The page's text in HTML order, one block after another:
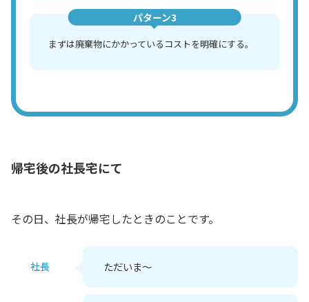
パターン3
まずは廃棄物にかかっているコストを明確にする。
帰宅後の社長宅にて
その日、社長が帰宅したときのことです。
社長 ただいま～